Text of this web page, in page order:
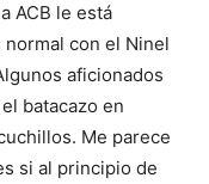
ACB le está
con el Ninel
aficionados
batacazo en
Me parece
si al principio de